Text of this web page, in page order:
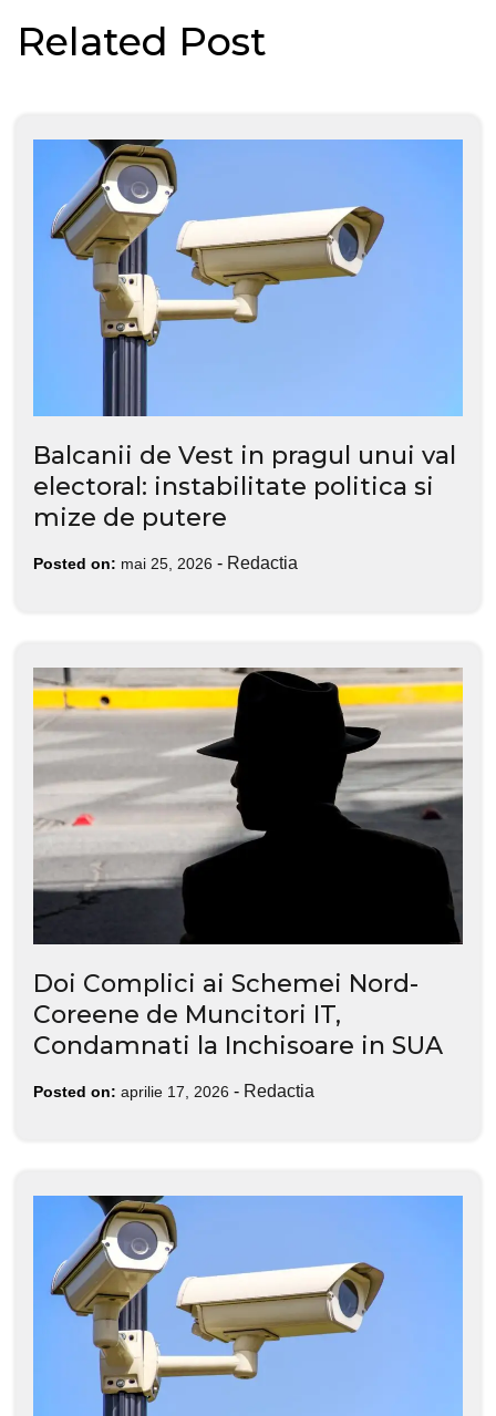
Related Post
Balcanii de Vest in pragul unui val
electoral: instabilitate politica si
mize de putere
Posted on: mai 25, 2026 - Redactia
Doi Complici ai Schemei Nord-
Coreene de Muncitori IT,
Condamnati la Inchisoare in SUA
Posted on: aprilie 17, 2026 - Redactia